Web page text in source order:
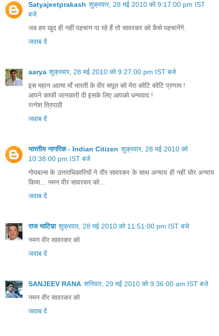
Satyajeetprakash शुक्रवार, 28 मई 2010 को 9:17:00 pm IST
बजे
जब हम खुद ही नहीं पहचान पा रहे हैं तो सावरकर को कैसे पहचानेंगे.
जवाब दें
aarya शुक्रवार, 28 मई 2010 को 9:27:00 pm IST बजे
इस महान आत्मा माँ भारती के वीर सपूत को मेरा कोटि कोटि प्रणाम !
आपने काफी जानकारी दी इसके लिए आपको धन्यवाद !
रत्नेश त्रिपाठी
जवाब दें
भारतीय नागरिक - Indian Citizen शुक्रवार, 28 मई 2010 को
10:38:00 pm IST बजे
गोयबल्स के उत्तराधिकारियों ने वीर सावरकर के साथ अन्याय ही नहीं घोर अन्याय
किया... नमन वीर सावरकर को...
जवाब दें
राज भाटिय़ा शुक्रवार, 28 मई 2010 को 11:51:00 pm IST बजे
नमन वीर सावरकर को
जवाब दें
SANJEEV RANA शनिवार, 29 मई 2010 को 9:36:00 am IST बजे
नमन वीर सावरकर को
जवाब दें